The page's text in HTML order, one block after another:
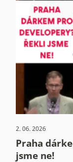
2. 06. 2026
Praha
jsme ne!